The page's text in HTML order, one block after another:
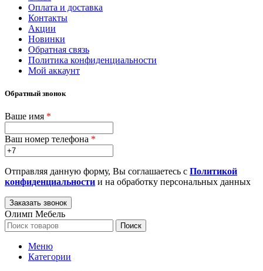
Оплата и доставка
Контакты
Акции
Новинки
Обратная связь
Политика конфиденциальности
Мой аккаунт
Обратный звонок
Ваше имя *
Ваш номер телефона *
Отправляя данную форму, Вы соглашаетесь с Политикой
конфиденциальности и на обработку персональных данных
Олимп Мебель
Поиск
Меню
Категории